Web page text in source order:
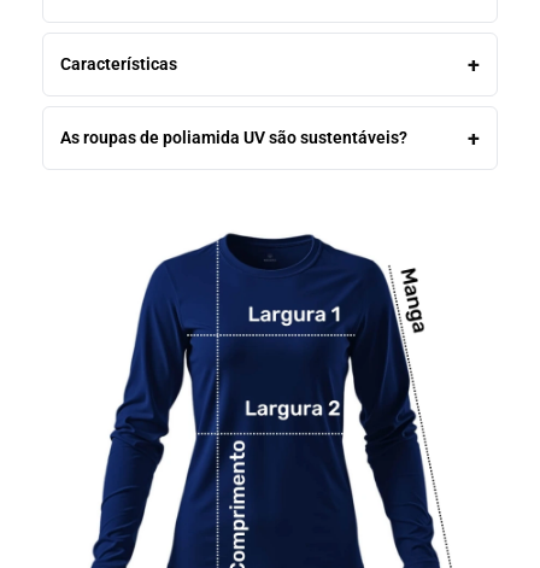
Características
As roupas de poliamida UV são sustentáveis?